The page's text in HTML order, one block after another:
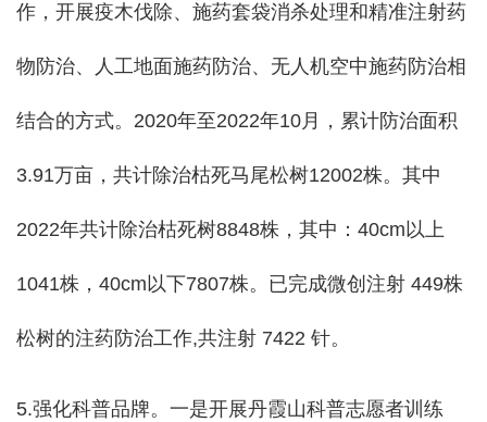
作，开展疫木伐除、施药套袋消杀处理和精准注射药
物防治、人工地面施药防治、无人机空中施药防治相
结合的方式。2020年至2022年10月，累计防治面积
3.91万亩，共计除治枯死马尾松树12002株。其中
2022年共计除治枯死树8848株，其中：40cm以上
1041株，40cm以下7807株。已完成微创注射 449株
松树的注药防治工作,共注射 7422 针。
5.强化科普品牌。一是开展丹霞山科普志愿者训练